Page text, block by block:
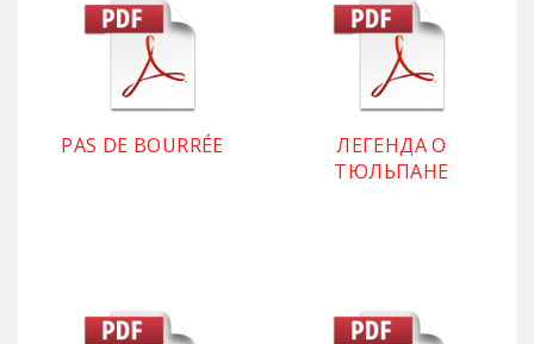
PAS DE BOURRÉE
ЛЕГЕНДА О
ТЮЛЬПАНЕ